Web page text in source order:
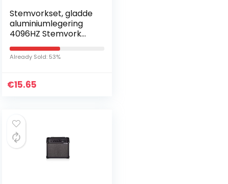
Stemvorkset, gladde
aluminiumlegering
4096HZ Stemvork
met hamer helpt de
yogahouding en
gehoortest te
Already Sold: 53%
€15.65